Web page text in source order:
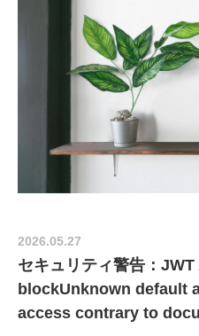
2026.05.27
セキュリティ警告：
blockUnknown default
access contrary to